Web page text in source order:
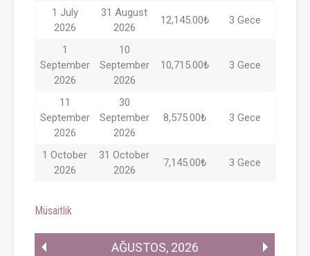
1 July
2026
31 August
2026
12,145.00₺ 3 Gece
1
September
2026
10
September
2026
10,715.00₺ 3 Gece
11
September
2026
30
September
2026
8,575.00₺ 3 Gece
1 October
2026
31 October
2026
7,145.00₺ 3 Gece
Müsaitlik
AĞUSTOS, 2026